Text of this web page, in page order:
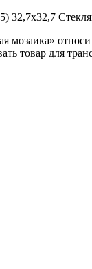
товар для